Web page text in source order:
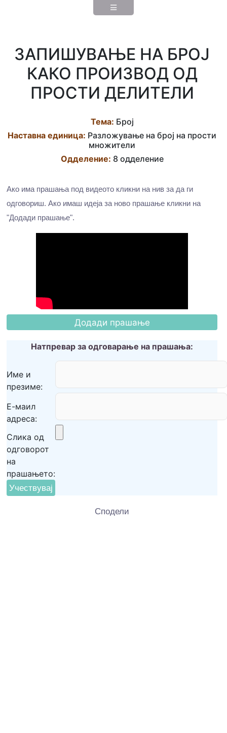
ЗАПИШУВАЊЕ НА БРОЈ
КАКО ПРОИЗВОД ОД
ПРОСТИ ДЕЛИТЕЛИ
Тема: Број
Наставна eдиница: Разложување на број на прости
множители
Одделение: 8 одделение
Ако има прашања под видеото кликни на нив за да ги
одговориш. Ако имаш идеја за ново прашање кликни на
"Додади прашање".
Натпревар за одговарање на прашања:
Име и
презиме:
Е-маил
адреса:
Слика од
одговорот
на
прашањето:
Сподели